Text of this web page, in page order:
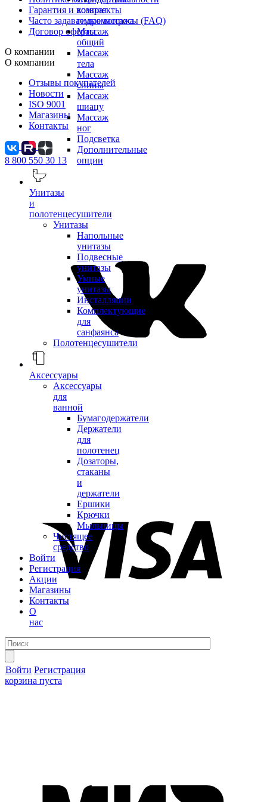
комплекты
гидромассажа
Массаж
общий
Массаж
тела
Массаж
спины
Массаж
шиацу
Массаж
ног
Подсветка
Дополнительные
опции
Унитазы
и
полотенцесушители
Унитазы
Напольные
унитазы
Подвесные
унитазы
Умные
унитазы
Инсталляции
Комплектующие
для
санфаянса
Полотенцесушители
Аксессуары
Аксессуары
для
ванной
Бумагодержатели
Держатели
для
полотенец
Дозаторы,
стаканы
и
держатели
Ершики
Крючки
Мыльницы
Чистящее
средство
Войти
Регистрация
Акции
Магазины
Контакты
О
нас
Войти Регистрация
корзина пуста
Гарантия и возврат
Часто задаваемые вопросы (FAQ)
Договор оферты
О компании
О компании
Отзывы покупателей
Новости
ISO 9001
Магазины
Контакты
8 800 550 30 13